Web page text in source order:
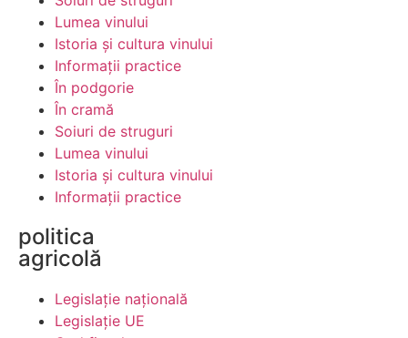
Lumea vinului
Istoria şi cultura vinului
Informaţii practice
În podgorie
În cramă
Soiuri de struguri
Lumea vinului
Istoria şi cultura vinului
Informaţii practice
politica
agricolă
Legislaţie naţională
Legislaţie UE